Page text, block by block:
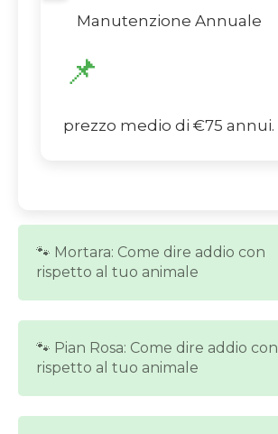
Manutenzione Annuale
📌
prezzo medio di €75 annui.
🐾 Mortara: Come dire addio con
rispetto al tuo animale
🐾 Pian Rosa: Come dire addio con
rispetto al tuo animale